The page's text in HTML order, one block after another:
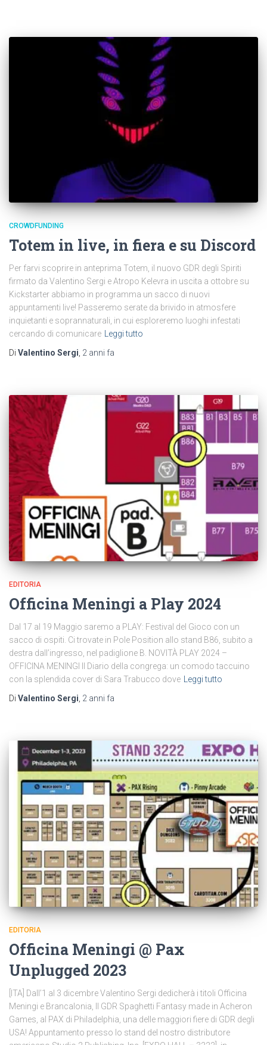
CROWDFUNDING
Totem in live, in fiera e su Discord
Per farvi scoprire in anteprima Totem, il nuovo GDR degli Spiriti
firmato da Valentino Sergi e Atropo Kelevra in uscita a ottobre su
Kickstarter abbiamo in programma un sacco di nuovi
appuntamenti live! Passeremo serate da brivido in atmosfere
inquietanti e soprannaturali, in cui esploreremo luoghi infestati
cercando di comunicare Leggi tutto
Di Valentino Sergi, 2 anni fa
EDITORIA
Officina Meningi a Play 2024
Dal 17 al 19 Maggio saremo a PLAY: Festival del Gioco con un
sacco di ospiti. Ci trovate in Pole Position allo stand B86, subito a
destra dall’ingresso, nel padiglione B. NOVITÀ PLAY 2024 –
OFFICINA MENINGI Il Diario della congrega: un comodo taccuino
con la splendida cover di Sara Trabucco dove
Leggi tutto
Di Valentino Sergi 2 anni fa
EDITORIA
Officina Meningi @ Pax
Unplugged 2023
[ITA] Dall’1 al 3 dicembre Valentino Sergi dedicherà i titoli Officina
Meningi e Brancalonia, Il GDR Spaghetti Fantasy made in Acheron
Games, al PAX di Philadelphia, una delle maggiori fiere di GDR degli
USA! Appuntamento presso lo stand del nostro distributore